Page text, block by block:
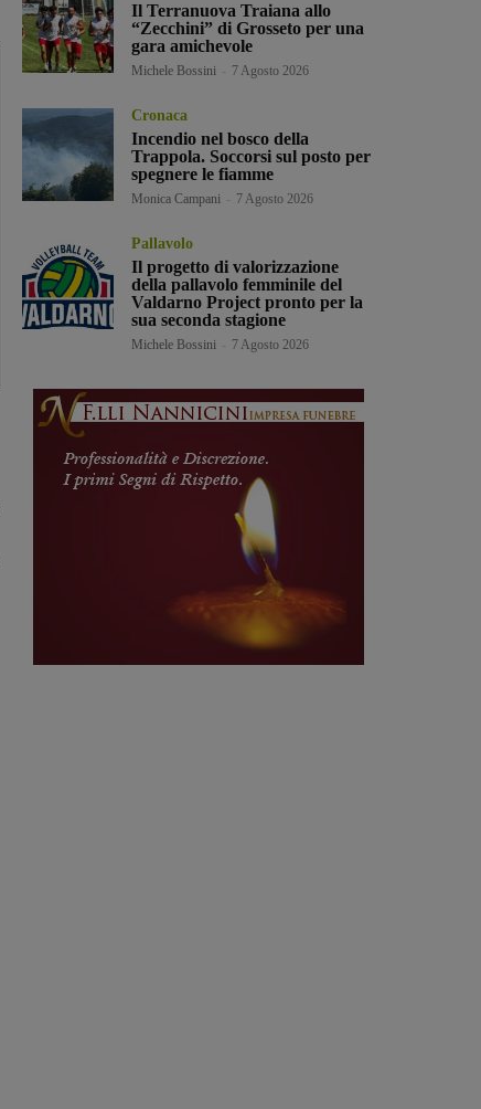
Il Terranuova Traiana allo
“Zecchini” di Grosseto per una
gara amichevole
Michele Bossini 7 Agosto 2026
Cronaca
Incendio nel bosco della
Trappola. Soccorsi sul posto per
spegnere le fiamme
Monica Campani 7 Agosto 2026
Pallavolo
Il progetto di valorizzazione
della pallavolo femminile del
Valdarno Project pronto per la
sua seconda stagione
Michele Bossini 7 Agosto 2026